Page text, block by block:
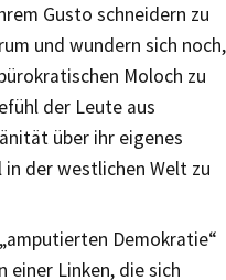
Gusto schneidern zu
und wundern sich noch,
Moloch zu
der Leute aus
über ihr eigenes
der westlichen Welt zu
Demokratie“
einer Linken, die sich